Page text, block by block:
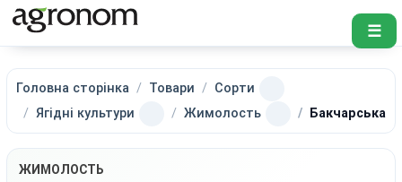
☰
Головна сторінка Товари
Сорти
Ягідні культури
Жимолость Бакчарська
ЖИМОЛОСТЬ